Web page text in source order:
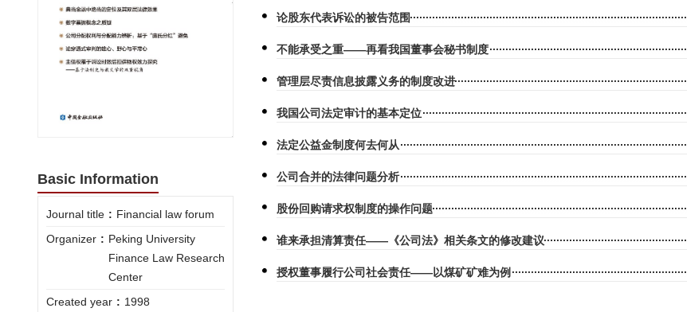
Basic Information
Journal title : Financial law forum
Organizer : Peking University
Finance Law Research
Center
Created year : 1998
论股东代表诉讼的被告范围
不能承受之重——再看我国董事会秘书制度
管理层尽责信息披露义务的制度改进
我国公司法定审计的基本定位
法定公益金制度何去何从
公司合并的法律问题分析
股份回购请求权制度的操作问题
谁来承担清算责任——《公司法》相关条文的修改建议
授权董事履行公司社会责任——以煤矿矿难为例